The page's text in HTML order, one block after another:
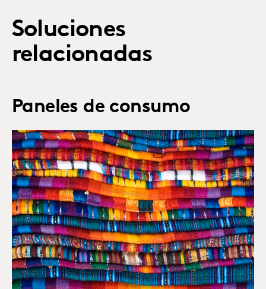
Soluciones
relacionadas
Paneles de consumo